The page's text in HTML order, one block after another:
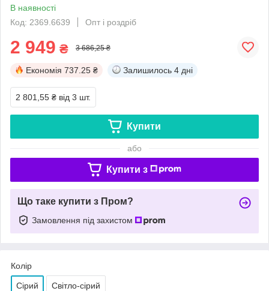
В наявності
Код: 2369.6639
Опт і роздріб
2 949 ₴ 3 686,25 ₴
Економія 737.25 ₴ Залишилось 4 дні
2 801,55 ₴ від 3 шт.
Купити
або
Купити з
Що таке купити з Пром?
Замовлення під захистом
Колір
Сірий Світло-сірий